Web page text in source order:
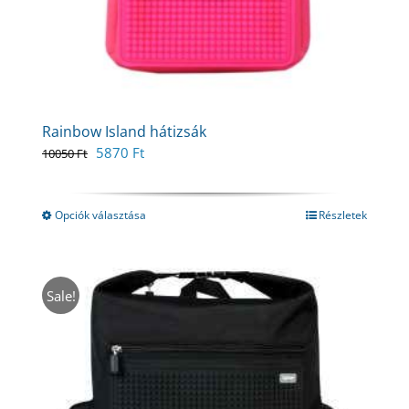
Rainbow Island hátizsák
10050Ft Original
was:
10050 Ft.
5870 FtCurrent
is:
5870 Ft.
Opciók választása Részletek
Sale!